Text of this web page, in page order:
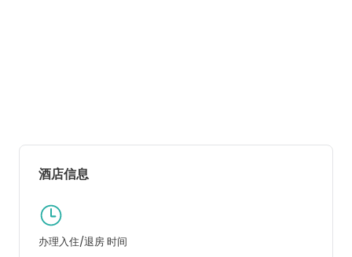
酒店信息
办理入住/退房 时间